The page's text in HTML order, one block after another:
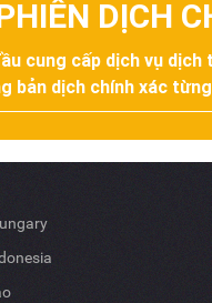
DỊCH
cung cấp dịch vụ
bản dịch chính xác